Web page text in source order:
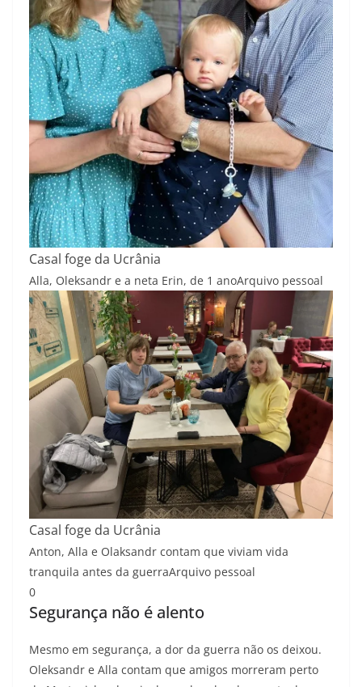
Casal foge da Ucrânia
Alla, Oleksandr e a neta Erin, de 1 anoArquivo pessoal
Casal foge da Ucrânia
Anton, Alla e Olaksandr contam que viviam vida
tranquila antes da guerraArquivo pessoal
0
Segurança não é alento
Mesmo em segurança, a dor da guerra não os deixou.
Oleksandr e Alla contam que amigos morreram perto